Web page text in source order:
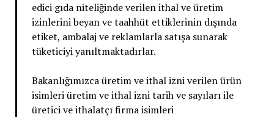
edici gıda niteliğinde verilen ithal ve üretim
izinlerini beyan ve taahhüt ettiklerinin dışında
etiket, ambalaj ve reklamlarla satışa sunarak
tüketiciyi yanıltmaktadırlar.
Bakanlığımızca üretim ve ithal izni verilen ürün
isimleri üretim ve ithal izni tarih ve sayıları ile
üretici ve ithalatçı firma isimleri